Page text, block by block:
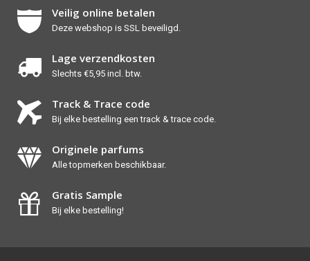
Veilig online betalen
Deze webshop is SSL beveiligd.
Lage verzendkosten
Slechts €5,95 incl. btw.
Track & Trace code
Bij elke bestelling een track & trace code.
Originele parfums
Alle topmerken beschikbaar.
Gratis Sample
Bij elke bestelling!